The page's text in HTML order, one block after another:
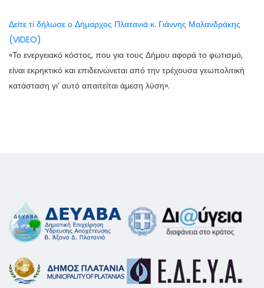
Δείτε τί δήλωσε ο Δήμαρχος Πλατανιά κ. Γιάννης Μαλανδράκης
(VIDEO)
«Το ενεργειακό κόστος, που για τους Δήμου αφορά το φωτισμό,
είναι εκρηκτικό και επιδεινώνεται από την τρέχουσα γεωπολιτική
κατάσταση γι’ αυτό απαιτείται άμεση λύση».